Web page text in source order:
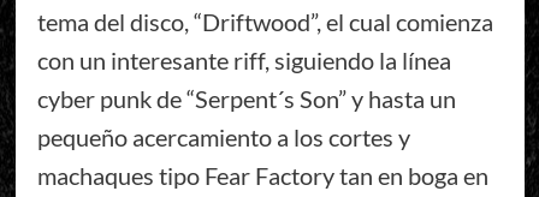
tema del disco, “Driftwood”, el cual comienza
con un interesante riff, siguiendo la línea
cyber punk de “Serpent´s Son” y hasta un
pequeño acercamiento a los cortes y
machaques tipo Fear Factory tan en boga en